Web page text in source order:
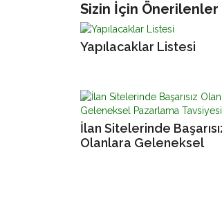
Sizin İçin Önerilenler
Yapılacaklar Listesi
İlan Sitelerinde
Olanlara Geleneksel